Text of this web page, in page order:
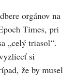
orgánov na
Times, pri
„celý triasol“.
si
že by musel